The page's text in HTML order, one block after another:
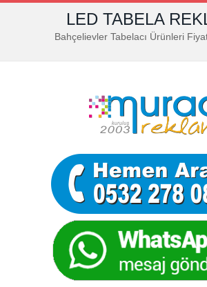
LED TABELA
Bahçelievler Tabelacı Ürünleri